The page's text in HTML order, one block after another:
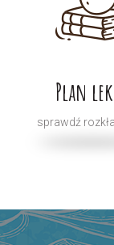
Plan
sprawdź